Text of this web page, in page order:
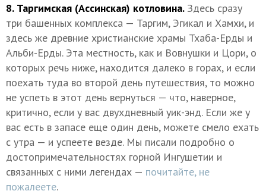
8. Таргимская (Ассинская) котловина. Здесь сразу
три башенных комплекса — Таргим, Эгикал и Хамхи, и
здесь же древние христианские храмы Тхаба-Ерды и
Альби-Ерды. Эта местность, как и Вовнушки и Цори, о
которых речь ниже, находится далеко в горах, и если
поехать туда во второй день путешествия, то можно
не успеть в этот день вернуться — что, наверное,
критично, если у вас двухдневный уик-энд. Если же у
вас есть в запасе еще один день, можете смело ехать
с утра — и успеете везде. Мы писали подробно о
достопримечательностях горной Ингушетии и
связанных с ними легендах — почитайте, не
пожалеете.